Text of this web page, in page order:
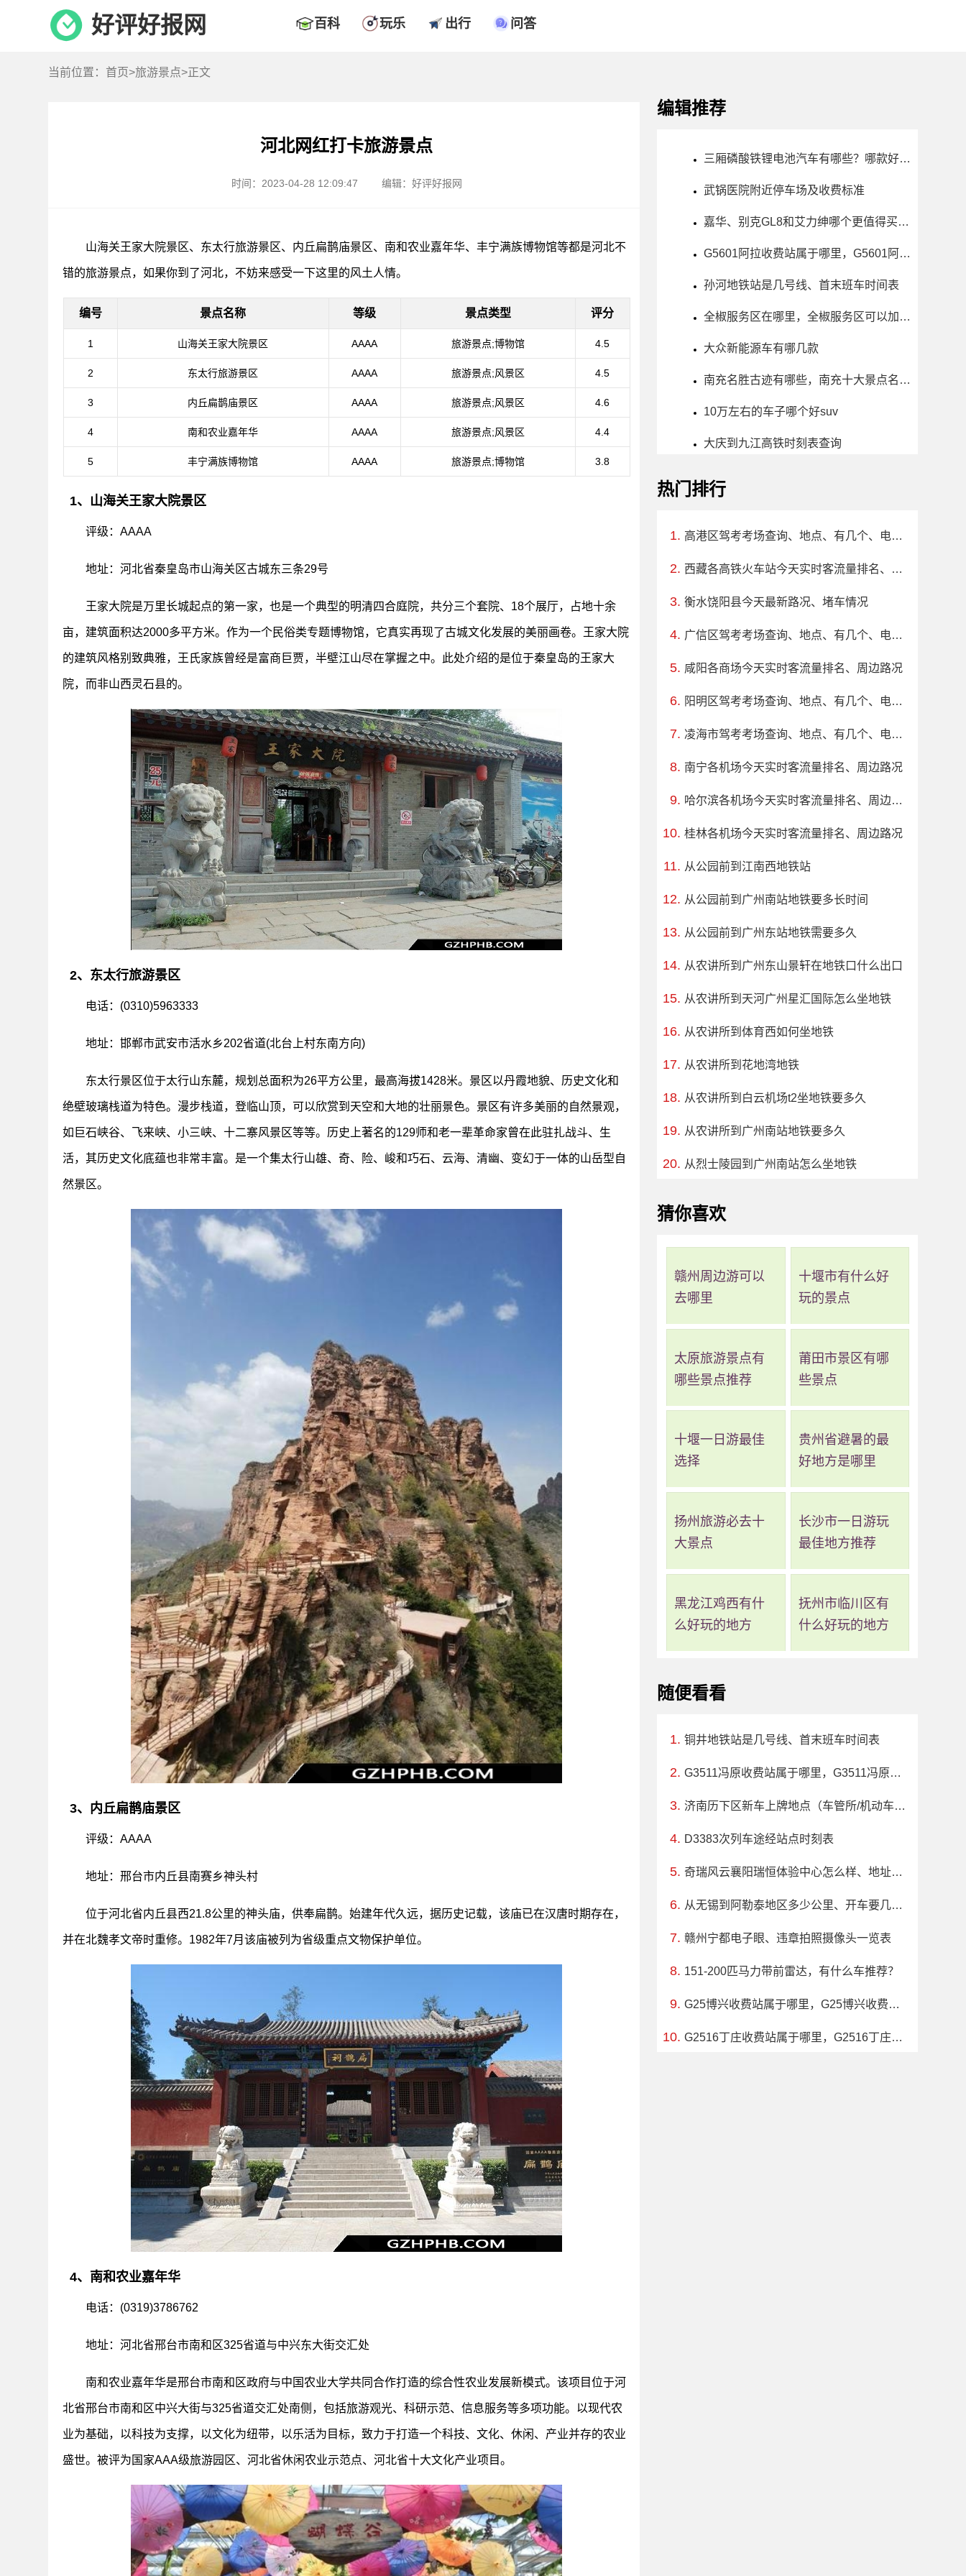
好评好报网 百科 玩乐 出行 问答
当前位置： 首页>旅游景点>正文
河北网红打卡旅游景点
时间：2023-04-28 12:09:47 编辑：好评好报网
山海关王家大院景区、东太行旅游景区、内丘扁鹊庙景区、南和农业嘉年华、丰宁满族博物馆等都是河北不
错的旅游景点，如果你到了河北，不妨来感受一下这里的风土人情。
编号 景点名称 等级 景点类型 评分
1 山海关王家大院景区 AAAA 旅游景点;博物馆 4.5
2 东太行旅游景区 AAAA 旅游景点;风景区 4.5
3 内丘扁鹊庙景区 AAAA 旅游景点;风景区 4.6
4 南和农业嘉年华 AAAA 旅游景点;风景区 4.4
5 丰宁满族博物馆 AAAA 旅游景点;博物馆 3.8
1、山海关王家大院景区
评级：AAAA
地址：河北省秦皇岛市山海关区古城东三条29号
王家大院是万里长城起点的第一家，也是一个典型的明清四合庭院，共分三个套院、18个展厅，占地十余
亩，建筑面积达2000多平方米。作为一个民俗类专题博物馆，它真实再现了古城文化发展的美丽画卷。王家大院
的建筑风格别致典雅，王氏家族曾经是富商巨贾，半壁江山尽在掌握之中。此处介绍的是位于秦皇岛的王家大
院，而非山西灵石县的。
2、东太行旅游景区
电话：(0310)5963333
地址：邯郸市武安市活水乡202省道(北台上村东南方向)
东太行景区位于太行山东麓，规划总面积为26平方公里，最高海拔1428米。景区以丹霞地貌、历史文化和
绝壁玻璃栈道为特色。漫步栈道，登临山顶，可以欣赏到天空和大地的壮丽景色。景区有许多美丽的自然景观，
如巨石峡谷、飞来峡、小三峡、十二寨风景区等等。历史上著名的129师和老一辈革命家曾在此驻扎战斗、生
活，其历史文化底蕴也非常丰富。是一个集太行山雄、奇、险、峻和巧石、云海、清幽、变幻于一体的山岳型自
然景区。
3、内丘扁鹊庙景区
评级：AAAA
地址：邢台市内丘县南赛乡神头村
位于河北省内丘县西21.8公里的神头庙，供奉扁鹊。始建年代久远，据历史记载，该庙已在汉唐时期存在，
并在北魏孝文帝时重修。1982年7月该庙被列为省级重点文物保护单位。
4、南和农业嘉年华
电话：(0319)3786762
地址：河北省邢台市南和区325省道与中兴东大街交汇处
南和农业嘉年华是邢台市南和区政府与中国农业大学共同合作打造的综合性农业发展新模式。该项目位于河
北省邢台市南和区中兴大街与325省道交汇处南侧，包括旅游观光、科研示范、信息服务等多项功能。以现代农
业为基础，以科技为支撑，以文化为纽带，以乐活为目标，致力于打造一个科技、文化、休闲、产业并存的农业
盛世。被评为国家AAA级旅游园区、河北省休闲农业示范点、河北省十大文化产业项目。
编辑推荐
三厢磷酸铁锂电池汽车有哪些？哪款好？推荐选购指南
武锅医院附近停车场及收费标准
嘉华、别克GL8和艾力绅哪个更值得买？性价比、配置对比
G5601阿拉收费站属于哪里，G5601阿拉收费站入口的详细地址
孙河地铁站是几号线、首末班车时间表
全椒服务区在哪里，全椒服务区可以加油充电吗？
大众新能源车有哪几款
南充名胜古迹有哪些，南充十大景点名胜古迹推荐
10万左右的车子哪个好suv
大庆到九江高铁时刻表查询
热门排行
高港区驾考考场查询、地点、有几个、电话、上班时间
西藏各高铁火车站今天实时客流量排名、周边路况
衡水饶阳县今天最新路况、堵车情况
广信区驾考考场查询、地点、有几个、电话、上班时间
咸阳各商场今天实时客流量排名、周边路况
阳明区驾考考场查询、地点、有几个、电话、上班时间
凌海市驾考考场查询、地点、有几个、电话、上班时间
南宁各机场今天实时客流量排名、周边路况
哈尔滨各机场今天实时客流量排名、周边路况
桂林各机场今天实时客流量排名、周边路况
从公园前到江南西地铁站
从公园前到广州南站地铁要多长时间
从公园前到广州东站地铁需要多久
从农讲所到广州东山景轩在地铁口什么出口
从农讲所到天河广州星汇国际怎么坐地铁
从农讲所到体育西如何坐地铁
从农讲所到花地湾地铁
从农讲所到白云机场t2坐地铁要多久
从农讲所到广州南站地铁要多久
从烈士陵园到广州南站怎么坐地铁
猜你喜欢
赣州周边游可以
去哪里
十堰市有什么好
玩的景点
太原旅游景点有
哪些景点推荐
莆田市景区有哪
些景点
十堰一日游最佳
选择
贵州省避暑的最
好地方是哪里
扬州旅游必去十
大景点
长沙市一日游玩
最佳地方推荐
黑龙江鸡西有什
么好玩的地方
抚州市临川区有
什么好玩的地方
随便看看
铜井地铁站是几号线、首末班车时间表
G3511冯原收费站属于哪里，G3511冯原收费站入口的详细地址
济南历下区新车上牌地点（车管所/机动车登记服务站）、上班时间、电话
D3383次列车途经站点时刻表
奇瑞风云襄阳瑞恒体验中心怎么样、地址、电话、上班时间查询
从无锡到阿勒泰地区多少公里、开车要几个小时？过路费、油费等
赣州宁都电子眼、违章拍照摄像头一览表
151-200匹马力带前雷达，有什么车推荐？
G25博兴收费站属于哪里，G25博兴收费站入口的详细地址
G2516丁庄收费站属于哪里，G2516丁庄收费站入口的详细地址